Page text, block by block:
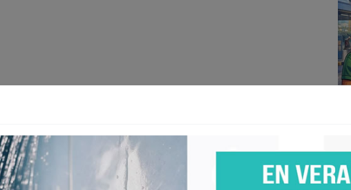
2025 (AGENCIA MÉXICO).- La vida privada de Gabriel
sobre todo ahora que se ha convertido en un soltero
Baeva, con quien estuvo luego de su separación con